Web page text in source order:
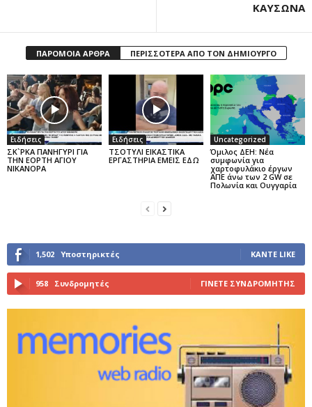
ΚΑΥΣΩΝΑ
ΠΑΡΟΜΟΙΑ ΑΡΘΡΑ ΠΕΡΙΣΣΟΤΕΡΑ ΑΠΟ ΤΟΝ ΔΗΜΙΟΥΡΓΟ
Ειδήσεις
ΣΚ`ΡΚΑ ΠΑΝΗΓΥΡΙ ΓΙΑ
ΤΗΝ ΕΟΡΤΗ ΑΓΙΟΥ
ΝΙΚΑΝΟΡΑ
Ειδήσεις
ΤΣΟΤΥΛΙ ΕΙΚΑΣΤΙΚΑ
ΕΡΓΑΣΤΗΡΙΑ ΕΜΕΙΣ ΕΔΩ
Uncategorized
Όμιλος ΔΕΗ: Νέα
συμφωνία για
χαρτοφυλάκιο έργων
ΑΠΕ άνω των 2 GW σε
Πολωνία και Ουγγαρία
1,502 Υποστηρικτές ΚΆΝΤΕ LIKE
958 Συνδρομητές ΓΊΝΕΤΕ ΣΥΝΔΡΟΜΗΤΉΣ